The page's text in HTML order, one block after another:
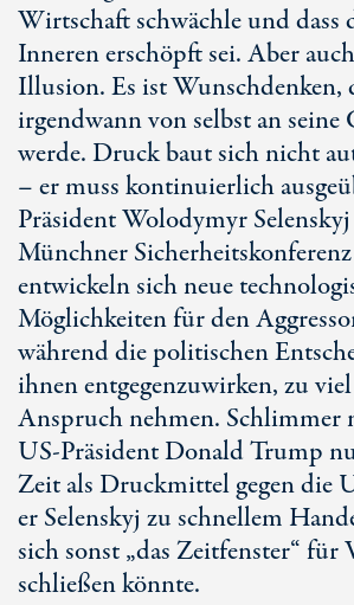
Wirtschaft schwächle und dass
Inneren erschöpft sei. Aber
Illusion. Es ist Wunschdenken,
irgendwann von selbst an seine
werde. Druck baut sich nicht
– er muss kontinuierlich
Präsident Wolodymyr
Münchner
entwickeln sich neue
Möglichkeiten für den
während die politischen
ihnen entgegenzuwirken, zu
Anspruch nehmen. Schlimmer
US-Präsident Donald Trump
Zeit als Druckmittel gegen die
er Selenskyj zu schnellem
sich sonst „das Zeitfenster“ für
schließen könnte.